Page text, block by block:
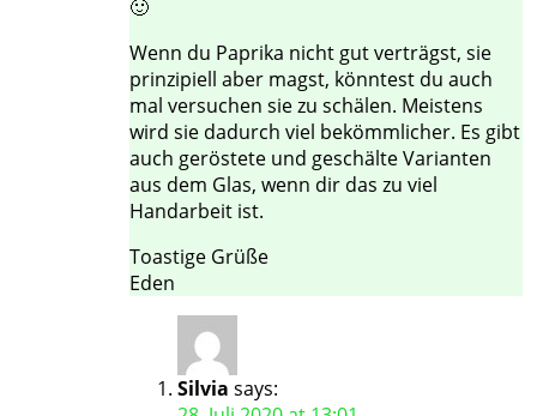
🙂
Wenn du Paprika nicht gut verträgst, sie
prinzipiell aber magst, könntest du auch
mal versuchen sie zu schälen. Meistens
wird sie dadurch viel bekömmlicher. Es gibt
auch geröstete und geschälte Varianten
aus dem Glas, wenn dir das zu viel
Handarbeit ist.
Toastige Grüße
Eden
Silvia says: